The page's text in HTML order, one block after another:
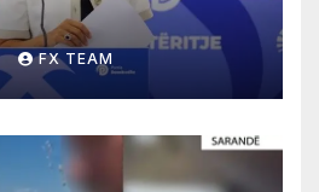
FX TEAM